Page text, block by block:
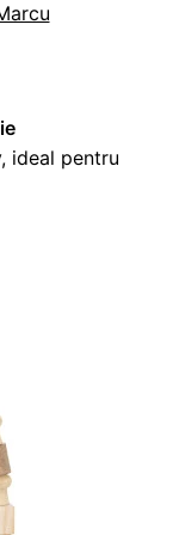
ideal pentru